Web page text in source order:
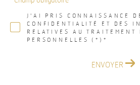
J'AI PRIS CONNAISSANCE
CONFIDENTIALITÉ ET DES
RELATIVES AU TRAITEMENT
PERSONNELLES (*)*
ENVOYER